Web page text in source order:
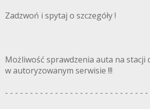
Zadzwoń i spytaj o szczegóły !
Możliwość sprawdzenia auta na stacji
w autoryzowanym serwisie !!!
- - - - - - - - - - - - - - - - - - - - - - - - - - - -